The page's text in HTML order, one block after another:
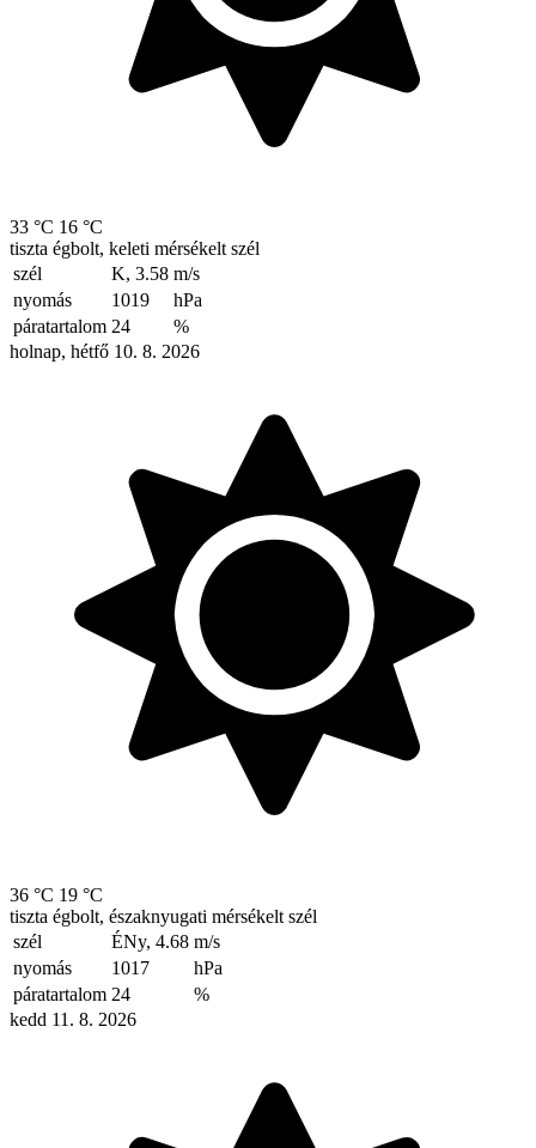
33 °C 16 °C
tiszta égbolt, keleti mérsékelt szél
szél
K, 3.58 m/s
nyomás
1019
hPa
páratartalom 24
%
holnap, hétfő 10. 8. 2026
36 °C 19 °C
tiszta égbolt, északnyugati mérsékelt szél
szél
ÉNy, 4.68 m/s
nyomás
1017
hPa
páratartalom 24
%
kedd 11. 8. 2026